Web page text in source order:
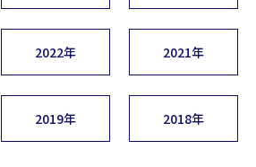
2022年 2021年
2019年 2018年